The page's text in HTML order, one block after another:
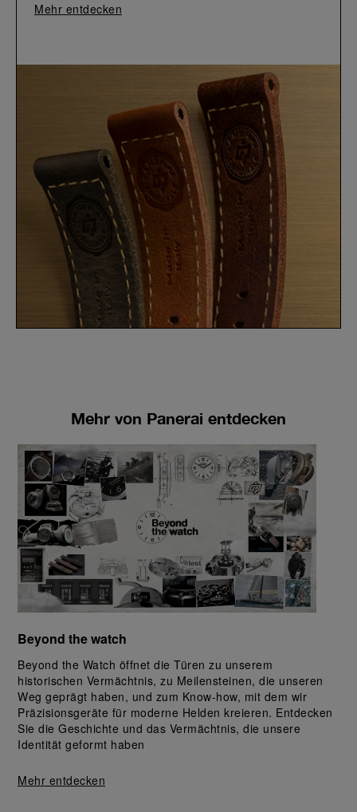
Mehr entdecken
Mehr von Panerai entdecken
Beyond the watch
Beyond the Watch öffnet die Türen zu unserem
historischen Vermächtnis, zu Meilensteinen, die unseren
Weg geprägt haben, und zum Know-how, mit dem wir
Präzisionsgeräte für moderne Helden kreieren. Entdecken
Sie die Geschichte und das Vermächtnis, die unsere
Identität geformt haben
Mehr entdecken